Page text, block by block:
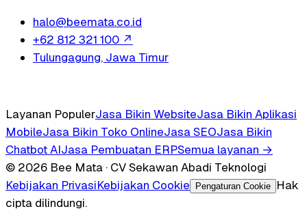
halo@beemata.co.id
+62 812 321 100 ↗
Tulungagung, Jawa Timur
Layanan PopulerJasa Bikin WebsiteJasa Bikin Aplikasi
MobileJasa Bikin Toko OnlineJasa SEOJasa Bikin
Chatbot AIJasa Pembuatan ERPSemua layanan →
© 2026 Bee Mata · CV Sekawan Abadi Teknologi
Kebijakan PrivasiKebijakan Cookie Pengaturan Cookie
Hak
cipta dilindungi.